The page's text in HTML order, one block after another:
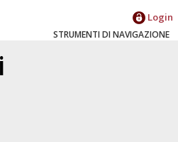
Login
STRUMENTI DI NAVIGAZIONE